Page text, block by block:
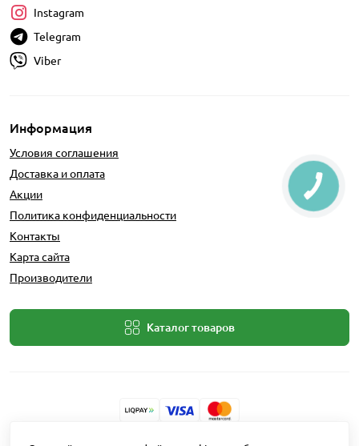
Информация
Условия соглашения
Доставка и оплата
Акции
Политика конфиденциальности
Контакты
Карта сайта
Производители
Каталог товаров
Instagram
Telegram
Viber